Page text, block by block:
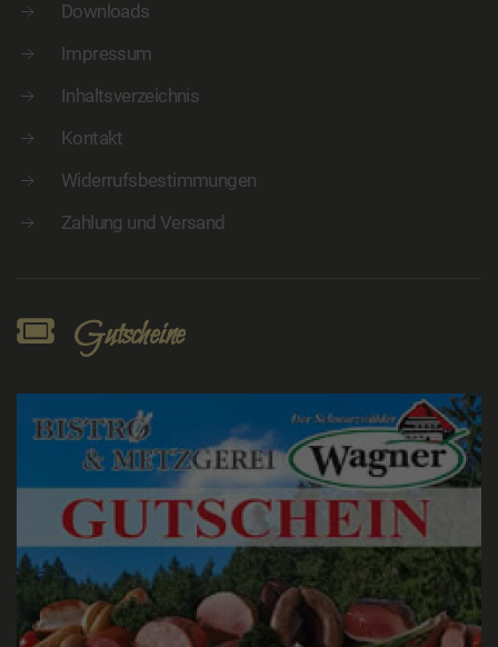
Downloads
Impressum
Inhaltsverzeichnis
Kontakt
Widerrufsbestimmungen
Zahlung und Versand
Gutscheine